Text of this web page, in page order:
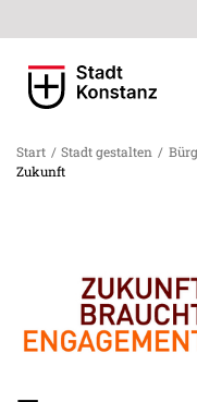
Start / Stadt gestalten /
Zukunft